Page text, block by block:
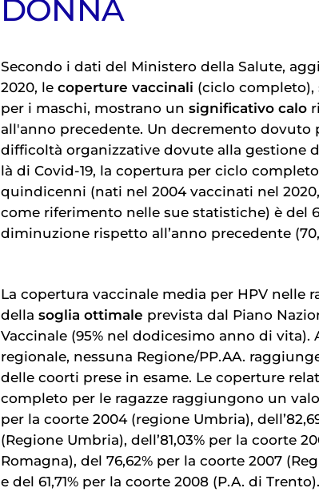
DONNA
Secondo i dati del Ministero della Salute,
2020, le coperture vaccinali (ciclo completo),
per i maschi, mostrano un significativo calo
all'anno precedente. Un decremento dovuto
difficoltà organizzative dovute alla gestione
là di Covid-19, la copertura per ciclo
quindicenni (nati nel 2004 vaccinati nel
come riferimento nelle sue statistiche) è del
diminuzione rispetto all’anno precedente
La copertura vaccinale media per HPV nelle
della soglia ottimale prevista dal Piano
Vaccinale (95% nel dodicesimo anno di vita).
regionale, nessuna Regione/PP.AA.
delle coorti prese in esame. Le coperture
completo per le ragazze raggiungono un
per la coorte 2004 (regione Umbria),
(Regione Umbria), dell’81,03% per la coorte
Romagna), del 76,62% per la coorte 2007
e del 61,71% per la coorte 2008 (P.A. di Trento).